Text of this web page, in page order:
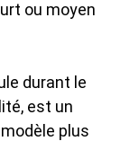
ou moyen
durant le
est un
plus